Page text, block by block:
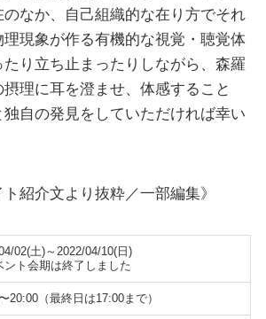
なか、自己組織的な在り方でそれ
現象が作る有機的な視覚・聴覚体
り立ち止まったりしながら、森羅
理に耳を澄ませ、体感すること
自の発見をしていただければ幸い
ト紹介文より抜粋／一部編集》
02(土)～2022/04/10(日)
ト会期は終了しました
20:00（最終日は17:00まで）